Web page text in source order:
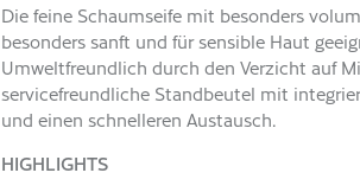
Die feine Schaumseife mit besonders
besonders sanft und für sensible Haut
Umweltfreundlich durch den Verzicht auf
servicefreundliche Standbeutel mit
und einen schnelleren Austausch.
HIGHLIGHTS